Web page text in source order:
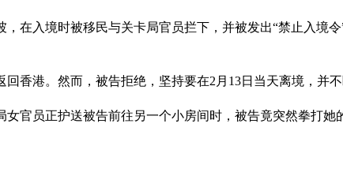
在入境时被移民与关卡局官员拦下，并被发出“禁止入境
香港。然而，被告拒绝，坚持要在2月13日当天离境，并不
官员正护送被告前往另一个小房间时，被告竟突然拳打她